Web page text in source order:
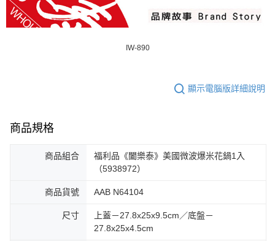
IW-890
顯示電腦版詳細說明
商品規格
商品組合
福利品《闔樂泰》美國微波爆米花鍋1入
（5938972）
商品貨號 AAB N64104
尺寸
上蓋－27.8x25x9.5cm／底盤－
27.8x25x4.5cm